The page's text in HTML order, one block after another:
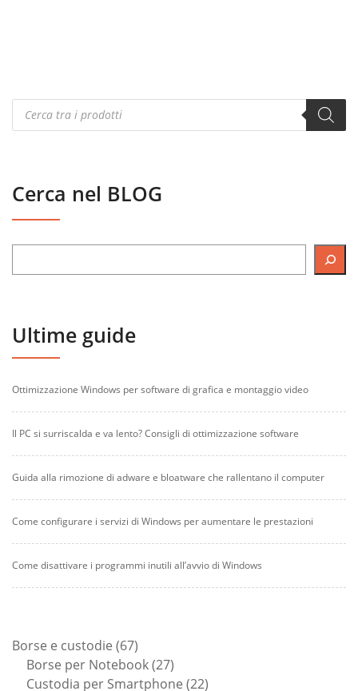
Products
search
Cerca nel BLOG
Ultime guide
Ottimizzazione Windows per software di grafica e montaggio video
Il PC si surriscalda e va lento? Consigli di ottimizzazione software
Guida alla rimozione di adware e bloatware che rallentano il computer
Come configurare i servizi di Windows per aumentare le prestazioni
Come disattivare i programmi inutili all’avvio di Windows
Borse e custodie 6767
prodotti
Borse per Notebook 2727
prodotti
Custodia per Smartphone 2222